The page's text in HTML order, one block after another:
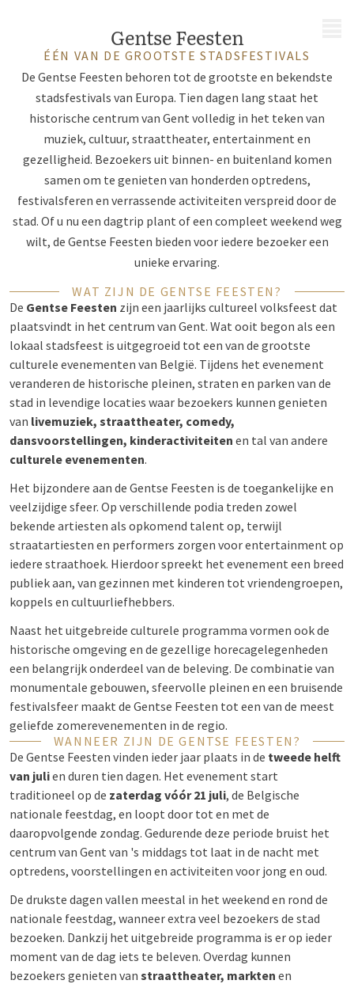
Gentse Feesten
ÉÉN VAN DE GROOTSTE STADSFESTIVALS
De Gentse Feesten behoren tot de grootste en bekendste
stadsfestivals van Europa. Tien dagen lang staat het
historische centrum van Gent volledig in het teken van
muziek, cultuur, straattheater, entertainment en
gezelligheid. Bezoekers uit binnen- en buitenland komen
samen om te genieten van honderden optredens,
festivalsferen en verrassende activiteiten verspreid door de
stad. Of u nu een dagtrip plant of een compleet weekend weg
wilt, de Gentse Feesten bieden voor iedere bezoeker een
unieke ervaring.
WAT ZIJN DE GENTSE FEESTEN?
De Gentse Feesten zijn een jaarlijks cultureel volksfeest dat
plaatsvindt in het centrum van Gent. Wat ooit begon als een
lokaal stadsfeest is uitgegroeid tot een van de grootste
culturele evenementen van België. Tijdens het evenement
veranderen de historische pleinen, straten en parken van de
stad in levendige locaties waar bezoekers kunnen genieten
van livemuziek, straattheater, comedy,
dansvoorstellingen, kinderactiviteiten en tal van andere
culturele evenementen.
Het bijzondere aan de Gentse Feesten is de toegankelijke en
veelzijdige sfeer. Op verschillende podia treden zowel
bekende artiesten als opkomend talent op, terwijl
straatartiesten en performers zorgen voor entertainment op
iedere straathoek. Hierdoor spreekt het evenement een breed
publiek aan, van gezinnen met kinderen tot vriendengroepen,
koppels en cultuurliefhebbers.
Naast het uitgebreide culturele programma vormen ook de
historische omgeving en de gezellige horecagelegenheden
een belangrijk onderdeel van de beleving. De combinatie van
monumentale gebouwen, sfeervolle pleinen en een bruisende
festivalsfeer maakt de Gentse Feesten tot een van de meest
geliefde zomerevenementen in de regio.
WANNEER ZIJN DE GENTSE FEESTEN?
De Gentse Feesten vinden ieder jaar plaats in de tweede helft
van julien duren tien dagen. Het evenement start
traditioneel op de zaterdag vóór 21 juli, de Belgische
nationale feestdag, en loopt door tot en met de
daaropvolgende zondag. Gedurende deze periode bruist het
centrum van Gent van 's middags tot laat in de nacht met
optredens, voorstellingen en activiteiten voor jong en oud.
De drukste dagen vallen meestal in het weekend en rond de
nationale feestdag, wanneer extra veel bezoekers de stad
bezoeken. Dankzij het uitgebreide programma is er op ieder
moment van de dag iets te beleven. Overdag kunnen
bezoekers genieten van straattheater, markten en